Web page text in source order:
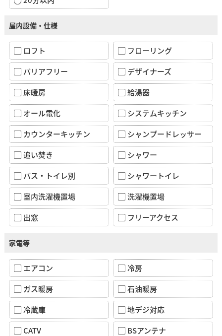
屋内設備・仕様
ロフト
フローリング
バリアフリー
デザイナーズ
床暖房
給湯器
オール電化
システムキッチン
カウンターキッチン
シャンプードレッサー
追い焚き
シャワー
バス・トイレ別
シャワートイレ
室内洗濯機置場
洗濯機置場
出窓
フリーアクセス
家電等
エアコン
冷房
ガス暖房
石油暖房
冷蔵庫
地デジ対応
CATV
BSアンテナ